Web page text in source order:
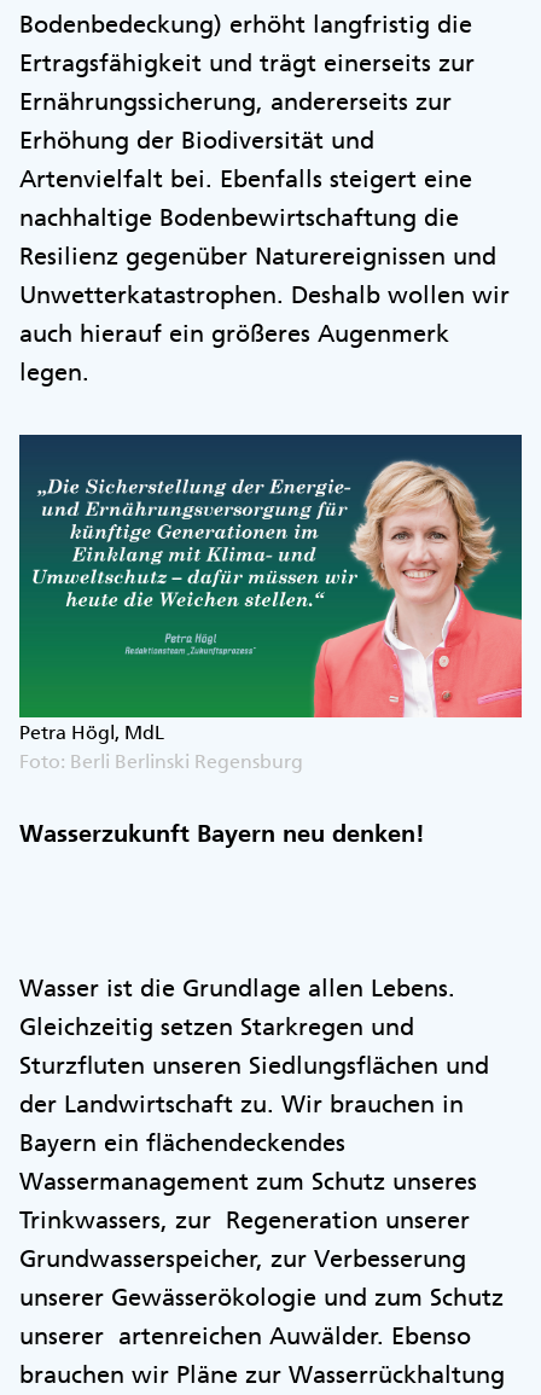
Bodenbedeckung) erhöht langfristig die
Ertragsfähigkeit und trägt einerseits zur
Ernährungssicherung, andererseits zur
Erhöhung der Biodiversität und
Artenvielfalt bei. Ebenfalls steigert eine
nachhaltige Bodenbewirtschaftung die
Resilienz gegenüber Naturereignissen und
Unwetterkatastrophen. Deshalb wollen wir
auch hierauf ein größeres Augenmerk
legen.
Petra Högl, MdL
Foto: Berli Berlinski Regensburg
Wasserzukunft Bayern neu denken!
Wasser ist die Grundlage allen Lebens.
Gleichzeitig setzen Starkregen und
Sturzfluten unseren Siedlungsflächen und
der Landwirtschaft zu. Wir brauchen in
Bayern ein flächendeckendes
Wassermanagement zum Schutz unseres
Trinkwassers, zur Regeneration unserer
Grundwasserspeicher, zur Verbesserung
unserer Gewässerökologie und zum Schutz
unserer artenreichen Auwälder. Ebenso
brauchen wir Pläne zur Wasserrückhaltung